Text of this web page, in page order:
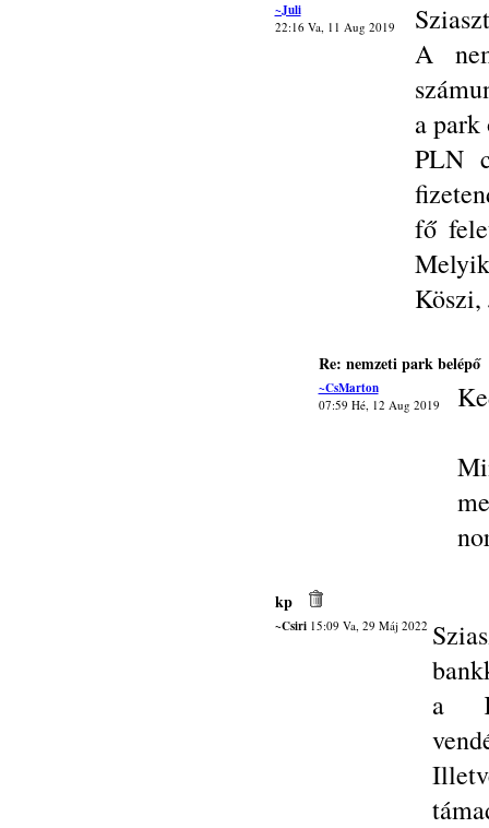
~Juli
22:16 Va, 11 Aug 2019
A
a
PLN
fő
Re: nemzeti park belépő
~CsMarton
07:59 Hé, 12 Aug 2019
kp
~Csiri15:09 Va, 29 Máj 2022
a